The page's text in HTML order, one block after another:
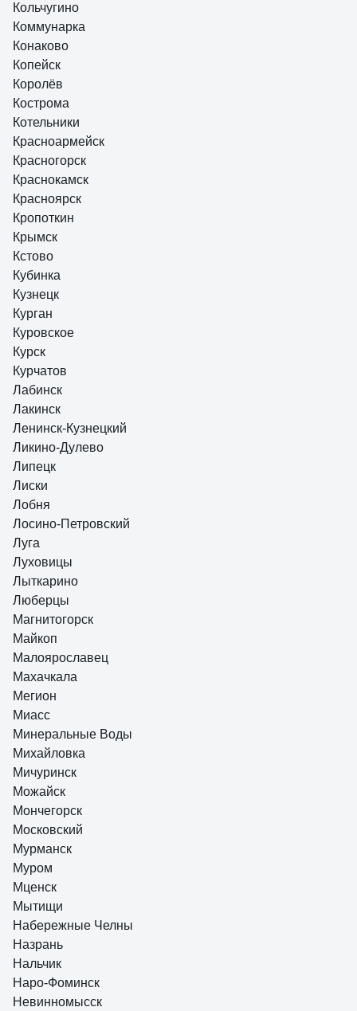
Кольчугино
Коммунарка
Конаково
Копейск
Королёв
Кострома
Котельники
Красноармейск
Красногорск
Краснокамск
Красноярск
Кропоткин
Крымск
Кстово
Кубинка
Кузнецк
Курган
Куровское
Курск
Курчатов
Лабинск
Лакинск
Ленинск-Кузнецкий
Ликино-Дулево
Липецк
Лиски
Лобня
Лосино-Петровский
Луга
Луховицы
Лыткарино
Люберцы
Магнитогорск
Майкоп
Малоярославец
Махачкала
Мегион
Миасс
Минеральные Воды
Михайловка
Мичуринск
Можайск
Мончегорск
Московский
Мурманск
Муром
Мценск
Мытищи
Набережные Челны
Назрань
Нальчик
Наро-Фоминск
Невинномысск